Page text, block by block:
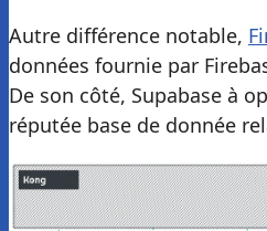
Autre différence notable,
données fournie par
De son côté, Supabase à
réputée base de donnée